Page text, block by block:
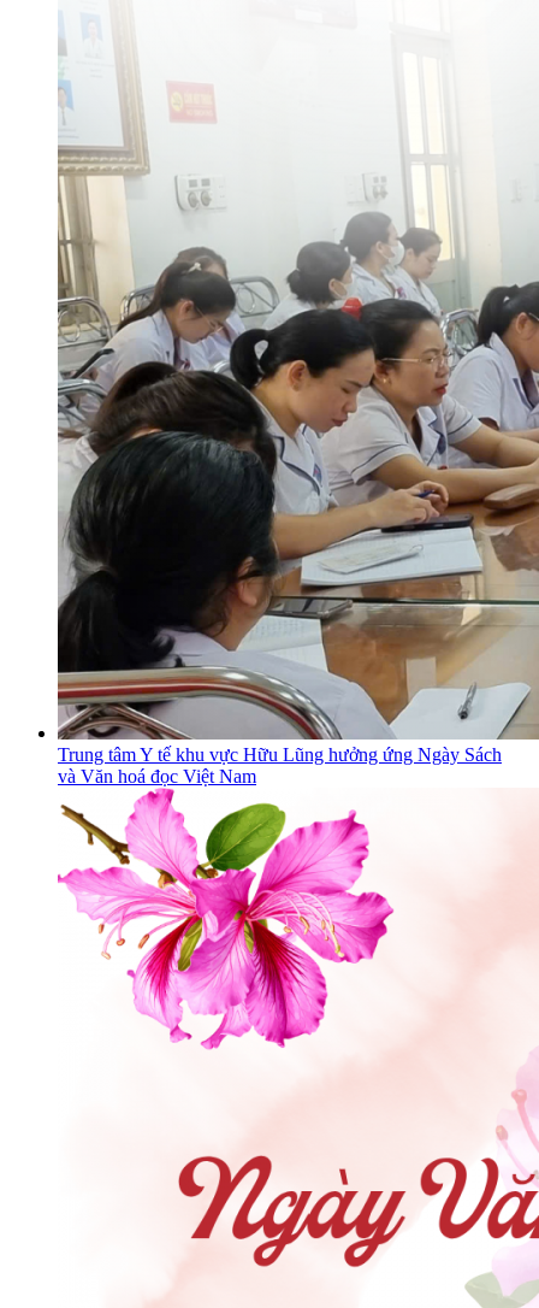
Trung tâm Y tế khu vực Hữu Lũng hưởng ứng Ngày Sách
và Văn hoá đọc Việt Nam